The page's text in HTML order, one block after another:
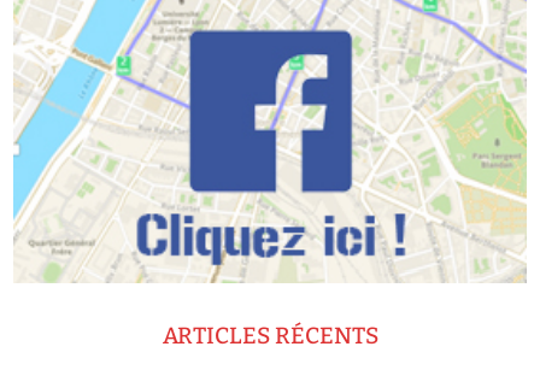
ARTICLES RÉCENTS